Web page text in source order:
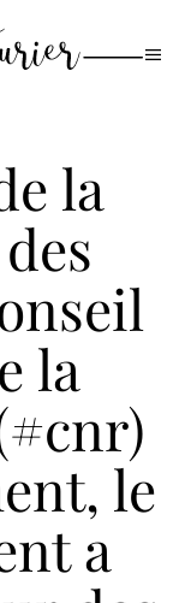
la
la
le
a